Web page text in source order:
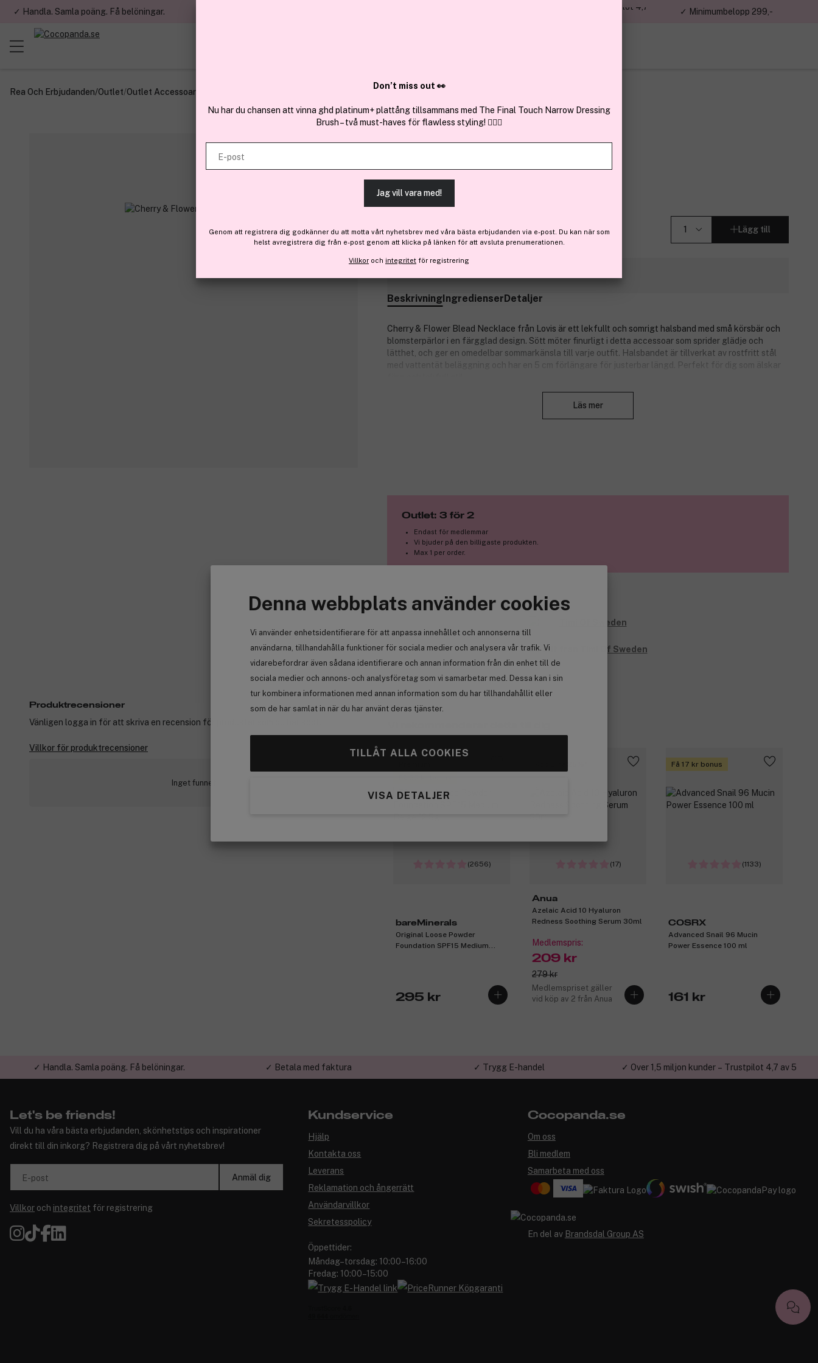
Denna webbplats använder cookies
Vi använder enhetsidentifierare för att anpassa innehållet och annonserna till
användarna, tillhandahålla funktioner för sociala medier och analysera vår trafik. Vi
vidarebefordrar även sådana identifierare och annan information från din enhet till de
sociala medier och annons- och analysföretag som vi samarbetar med. Dessa kan i sin
tur kombinera informationen med annan information som du har tillhandahållit eller
som de har samlat in när du har använt deras tjänster.
TILLÅT ALLA COOKIES
VISA DETALJER
✓ Handla. Samla poäng. Få belöningar.
✓ Över 1,5 miljon kunder – Trustpilot 4,7
✓ Minimumbelopp 299,-
Rea Och Erbjudanden/Outlet/Outlet Accessoarer
Cherry & Flower Blead Necklace
-27%
Före: 179 kr
Lägg till
BeskrivningIngredienserDetaljer
Cherry & Flower Blead Necklace från Lovis är ett lekfullt och somrigt halsband med små körsbär och
blomsterpärlor i en färgglad design. Sött möter finurligt i detta accessoar som sprider glädje och
lätthet, och ger en omedelbar sommarkänsla till varje outfit. Halsbandet är tillverkat av rostfritt stål
med vattentät beläggning och har en 5 cm förlängare för justerbar längd. Perfekt för dig som älskar
Läs mer
Outlet: 3 för 2
Endast för medlemmar
Vi bjuder på den billigaste produkten.
Max 1 per order.
Se allt från Timi Of Sweden
(2656)
bareMinerals
Original Loose Powder
Foundation SPF15 Medium
295 kr
(17)
Anua
Azelaic Acid 10 Hyaluron
Redness Soothing Serum 30ml
Medlemspris:
209 kr
279 kr
Medlemspriset gäller
vid köp av 2 från Anua
Få 17 kr bonus
(1133)
COSRX
Advanced Snail 96 Mucin
Power Essence 100 ml
161 kr
Produktrecensioner
Vänligen logga in för att skriva en recension för produkter som du har köpt.
Villkor för produktrecensioner
Inget funnet
✓ Handla. Samla poäng. Få belöningar. ✓ Betala med faktura ✓ Trygg E-handel ✓ Över 1,5 miljon kunder – Trustpilot 4,7 av 5
Let's be friends!
Vill du ha våra bästa erbjudanden, skönhetstips och inspirationer
direkt till din inkorg? Registrera dig på vårt nyhetsbrev!
E-post Anmäl dig
Villkor och integritet för registrering
Kundservice
Hjälp
Kontakta oss
Leverans
Reklamation och ångerrätt
Användarvillkor
Sekretesspolicy
Öppettider:
Måndag–torsdag: 10:00–16:00
Fredag: 10:00–15:00
Cocopanda.se
Om oss
Bli medlem
Samarbeta med oss
En del av Brandsdal Group AS
Don’t miss out 👀
Nu har du chansen att vinna ghd platinum+ plattång tillsammans med The Final Touch Narrow Dressing
Brush – två must-haves för flawless styling! 💇‍♀️✨
E-post
Jag vill vara med!
Genom att registrera dig godkänner du att motta vårt nyhetsbrev med våra bästa erbjudanden via e-post. Du kan när som
helst avregistrera dig från e-post genom att klicka på länken för att avsluta prenumerationen.
Villkor och integritet för registrering